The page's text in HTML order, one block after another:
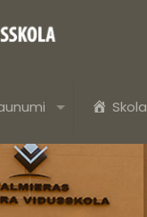
Skola